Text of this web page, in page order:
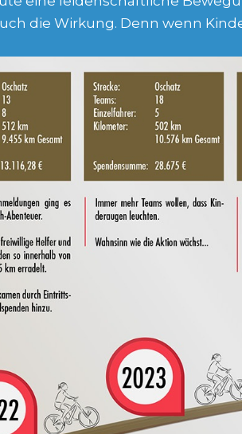
die Wirkung. Denn wenn